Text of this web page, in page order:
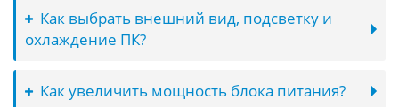
Как выбрать внешний вид, подсветку и
охлаждение ПК?
Как увеличить мощность блока питания?